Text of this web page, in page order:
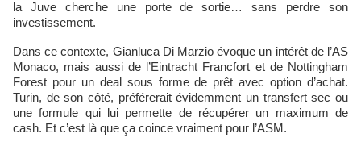
la Juve cherche une porte de sortie… sans perdre son
investissement.
Dans ce contexte, Gianluca Di Marzio évoque un intérêt de l’AS
Monaco, mais aussi de l’Eintracht Francfort et de Nottingham
Forest pour un deal sous forme de prêt avec option d’achat.
Turin, de son côté, préférerait évidemment un transfert sec ou
une formule qui lui permette de récupérer un maximum de
cash. Et c’est là que ça coince vraiment pour l’ASM.